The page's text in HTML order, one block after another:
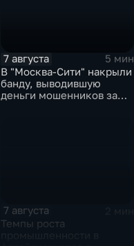
7 августа
5 мин
В "Москва‑Сити" накрыли
банду, выводившую
деньги мошенников за
7 августа
Темпы роста